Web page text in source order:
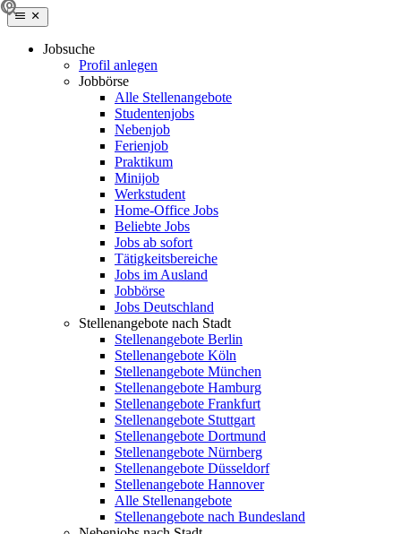
Jobsuche
Profil anlegen
Jobbörse
Alle Stellenangebote
Studentenjobs
Nebenjob
Ferienjob
Praktikum
Minijob
Werkstudent
Home-Office Jobs
Beliebte Jobs
Jobs ab sofort
Tätigkeitsbereiche
Jobs im Ausland
Jobbörse
Jobs Deutschland
Stellenangebote nach Stadt
Stellenangebote Berlin
Stellenangebote Köln
Stellenangebote München
Stellenangebote Hamburg
Stellenangebote Frankfurt
Stellenangebote Stuttgart
Stellenangebote Dortmund
Stellenangebote Nürnberg
Stellenangebote Düsseldorf
Stellenangebote Hannover
Alle Stellenangebote
Stellenangebote nach Bundesland